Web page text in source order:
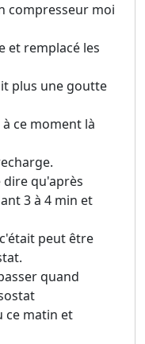
compresseur moi
et remplacé les
plus une goutte
ce moment là
dire qu'après
3 à 4 min et
peut être
quand
ce matin et